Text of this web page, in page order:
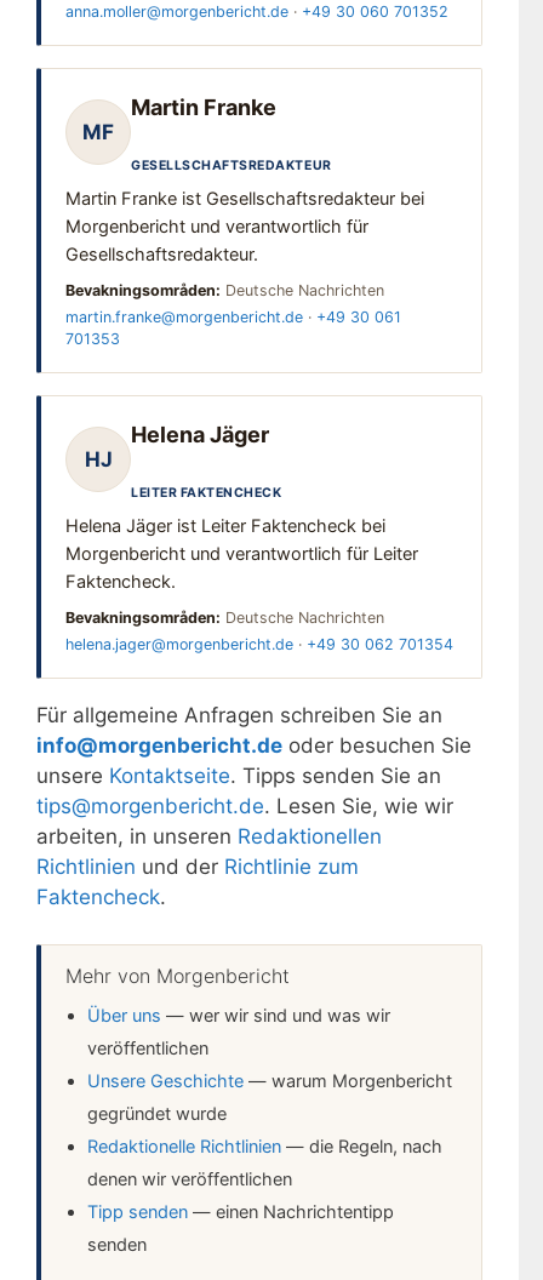
anna.moller@morgenbericht.de · +49 30 060 701352
MF
Martin Franke
GESELLSCHAFTSREDAKTEUR
Martin Franke ist Gesellschaftsredakteur bei
Morgenbericht und verantwortlich für
Gesellschaftsredakteur.
Bevakningsområden: Deutsche Nachrichten
martin.franke@morgenbericht.de · +49 30 061
701353
HJ
Helena Jäger
LEITER FAKTENCHECK
Helena Jäger ist Leiter Faktencheck bei
Morgenbericht und verantwortlich für Leiter
Faktencheck.
Bevakningsområden: Deutsche Nachrichten
helena.jager@morgenbericht.de · +49 30 062 701354
Für allgemeine Anfragen schreiben Sie an
info@morgenbericht.de oder besuchen Sie
unsere Kontaktseite. Tipps senden Sie an
tips@morgenbericht.de. Lesen Sie, wie wir
arbeiten, in unseren Redaktionellen
Richtlinien und der Richtlinie zum
Faktencheck.
Mehr von Morgenbericht
Über uns — wer wir sind und was wir
veröffentlichen
Unsere Geschichte — warum Morgenbericht
gegründet wurde
Redaktionelle Richtlinien — die Regeln, nach
denen wir veröffentlichen
Tipp senden — einen Nachrichtentipp
senden